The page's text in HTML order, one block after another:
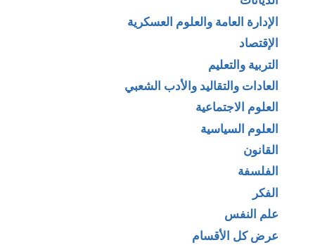
الإدارة العامة والعلوم العسكرية
الإقتصاد
التربية والتعليم
العادات والتقاليد والأدب الشعبي
العلوم الاجتماعية
العلوم السياسية
القانون
الفلسفة
الفكر
علم النفس
عرض كل الأقسام